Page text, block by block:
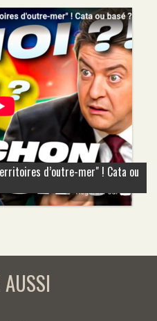
d’outre-mer" ! Cata ou